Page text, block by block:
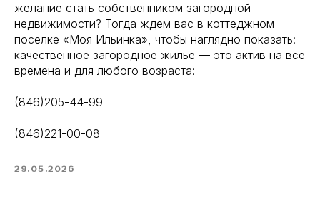
желание стать собственником загородной
недвижимости? Тогда ждем вас в коттеджном
поселке «Моя Ильинка», чтобы наглядно показать:
качественное загородное жилье — это актив на все
времена и для любого возраста:
(846)205-44-99
(846)221-00-08
29.05.2026